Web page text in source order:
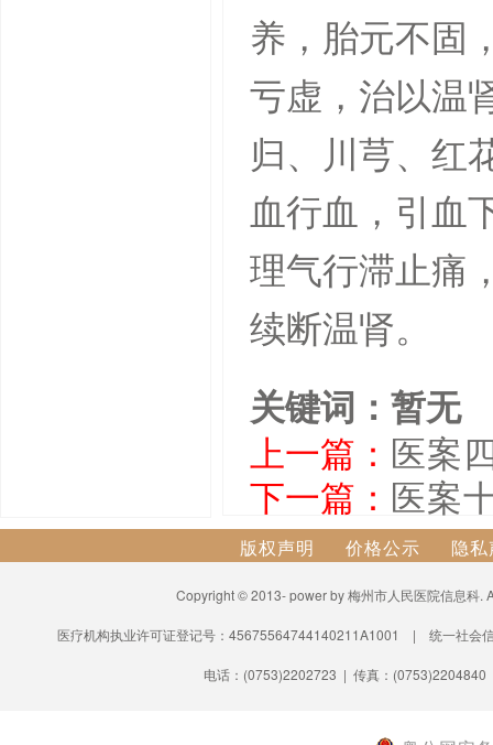
养，胎元不固
亏虚，治以温
归、川芎、红
血行血，引血
理气行滞止痛
续断温肾。
关键词：暂无
上一篇： 医案
下一篇： 医案
版权声明 价格公示 隐
Copyright © 2013- power by 梅州市人民医院信息科
医疗机构执业许可证登记号：45675564744140211A1001 | 统一社会
电话：(0753)2202723 | 传真：